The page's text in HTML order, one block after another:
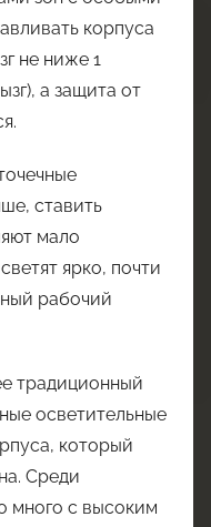
корпуса
не ниже 1
а защита от
ставить
мало
ярко, почти
рабочий
традиционный
осветительные
который
Среди
много с высоким